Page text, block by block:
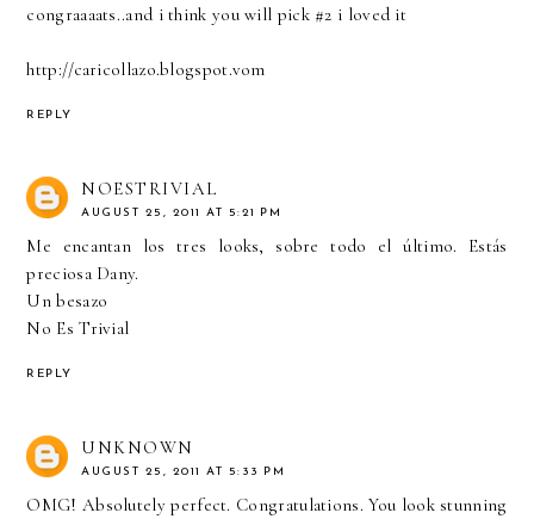
congraaaats..and i think you will pick #2 i loved it
http://caricollazo.blogspot.vom
REPLY
NOESTRIVIAL
AUGUST 25, 2011 AT 5:21 PM
Me encantan los tres looks, sobre todo el último. Estás
preciosa Dany.
Un besazo
No Es Trivial
REPLY
UNKNOWN
AUGUST 25, 2011 AT 5:33 PM
OMG! Absolutely perfect. Congratulations. You look stunning